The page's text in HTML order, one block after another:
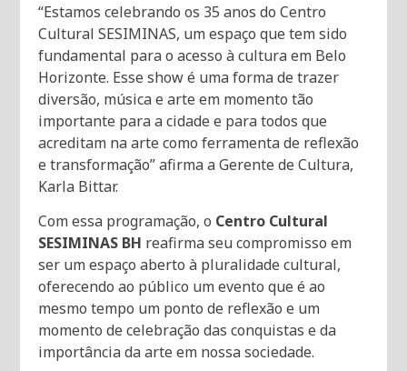
“Estamos celebrando os 35 anos do Centro
Cultural SESIMINAS, um espaço que tem sido
fundamental para o acesso à cultura em Belo
Horizonte. Esse show é uma forma de trazer
diversão, música e arte em momento tão
importante para a cidade e para todos que
acreditam na arte como ferramenta de reflexão
e transformação” afirma a Gerente de Cultura,
Karla Bittar.
Com essa programação, o Centro Cultural
SESIMINAS BH reafirma seu compromisso em
ser um espaço aberto à pluralidade cultural,
oferecendo ao público um evento que é ao
mesmo tempo um ponto de reflexão e um
momento de celebração das conquistas e da
importância da arte em nossa sociedade.